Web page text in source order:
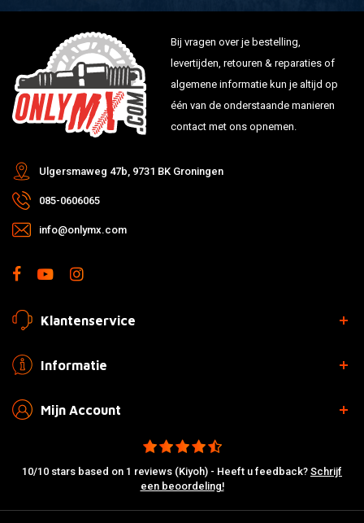
Bij vragen over je bestelling,
levertijden, retouren & reparaties of
algemene informatie kun je altijd op
één van de onderstaande manieren
contact met ons opnemen.
Ulgersmaweg 47b, 9731 BK Groningen
085-0606065
info@onlymx.com
Klantenservice
Informatie
Mijn Account
10/10 stars based on 1 reviews (Kiyoh) - Heeft u feedback? Schrijf
een beoordeling!